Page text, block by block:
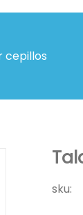
cepillos
sku: